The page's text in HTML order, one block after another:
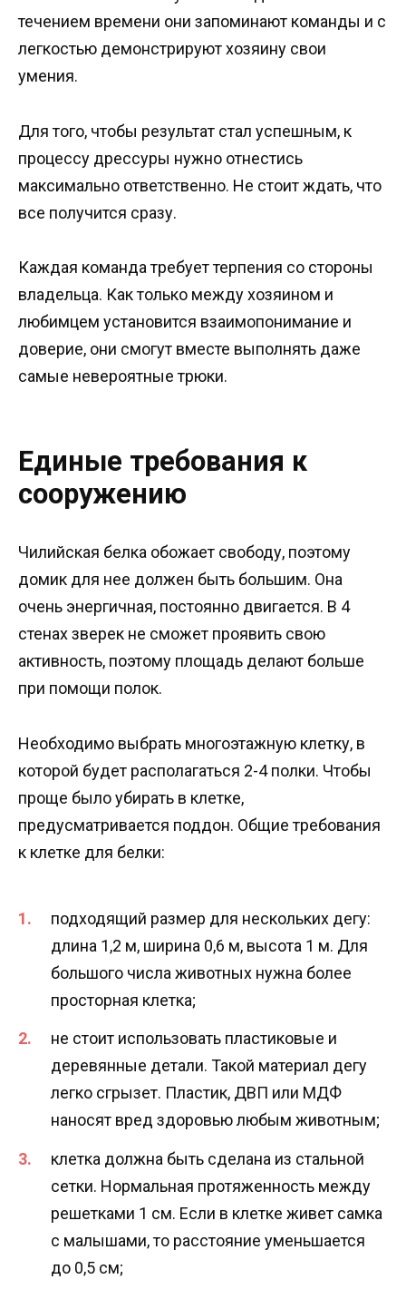
течением времени они запоминают команды и с
легкостью демонстрируют хозяину свои
умения.
Для того, чтобы результат стал успешным, к
процессу дрессуры нужно отнестись
максимально ответственно. Не стоит ждать, что
все получится сразу.
Каждая команда требует терпения со стороны
владельца. Как только между хозяином и
любимцем установится взаимопонимание и
доверие, они смогут вместе выполнять даже
самые невероятные трюки.
Единые требования к
сооружению
Чилийская белка обожает свободу, поэтому
домик для нее должен быть большим. Она
очень энергичная, постоянно двигается. В 4
стенах зверек не сможет проявить свою
активность, поэтому площадь делают больше
при помощи полок.
Необходимо выбрать многоэтажную клетку, в
которой будет располагаться 2-4 полки. Чтобы
проще было убирать в клетке,
предусматривается поддон. Общие требования
к клетке для белки:
подходящий размер для нескольких дегу:
длина 1,2 м, ширина 0,6 м, высота 1 м. Для
большого числа животных нужна более
просторная клетка;
не стоит использовать пластиковые и
деревянные детали. Такой материал дегу
легко сгрызет. Пластик, ДВП или МДФ
наносят вред здоровью любым животным;
клетка должна быть сделана из стальной
сетки. Нормальная протяженность между
решетками 1 см. Если в клетке живет самка
с малышами, то расстояние уменьшается
до 0,5 см;